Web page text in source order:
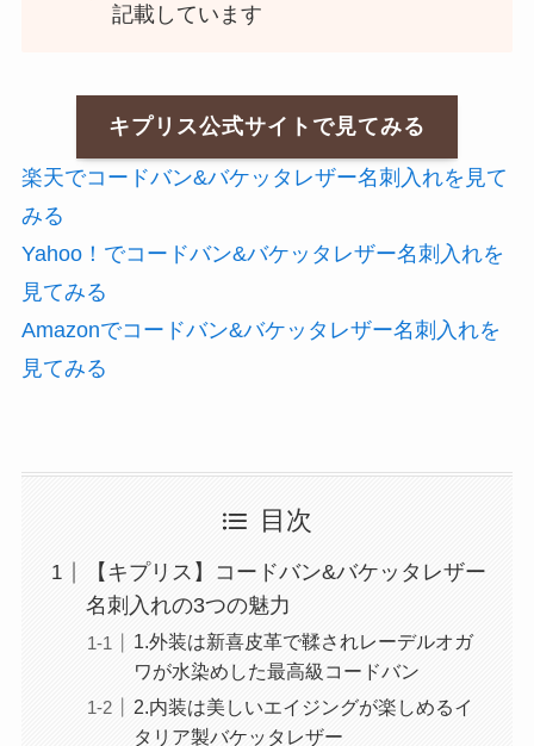
記載しています
キプリス公式サイトで見てみる
楽天でコードバン&バケッタレザー名刺入れを見て
みる
Yahoo！でコードバン&バケッタレザー名刺入れを
見てみる
Amazonでコードバン&バケッタレザー名刺入れを
見てみる
目次
【キプリス】コードバン&バケッタレザー
名刺入れの3つの魅力
1.外装は新喜皮革で鞣されレーデルオガ
ワが水染めした最高級コードバン
2.内装は美しいエイジングが楽しめるイ
タリア製バケッタレザー